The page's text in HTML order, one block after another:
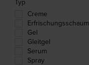
Typ
Creme
Erfrischungsschaum
Gel
Gleitgel
Serum
Spray